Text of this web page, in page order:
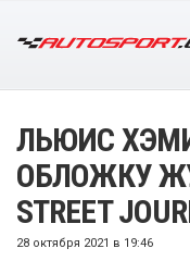
ЛЬЮИС
ОБЛОЖКУ
STREET
28 октября 2021 в 19:46